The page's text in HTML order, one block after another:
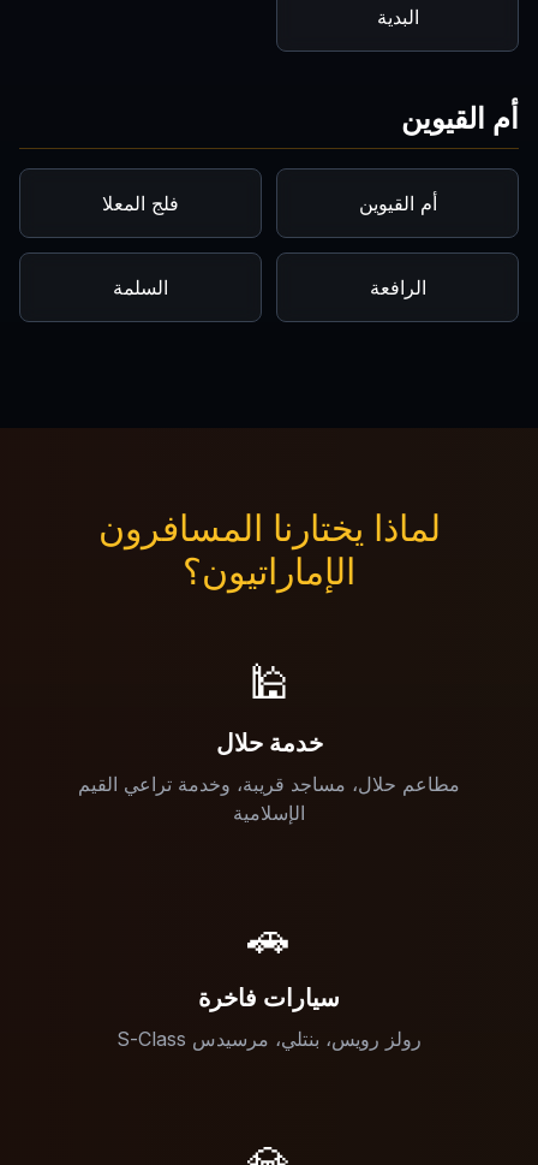
البدية
أم القيوين
أم القيوين فلج المعلا
الرافعة السلمة
لماذا يختارنا المسافرون
الإماراتيون؟
🕌
خدمة حلال
مطاعم حلال، مساجد قريبة، وخدمة تراعي القيم
الإسلامية
🚗
سيارات فاخرة
رولز رويس، بنتلي، مرسيدس S-Class